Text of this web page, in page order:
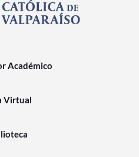
Académico
Virtual